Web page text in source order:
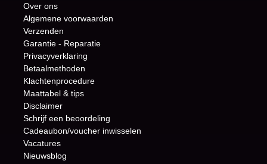
Over ons
Algemene voorwaarden
Verzenden
Garantie - Reparatie
Privacyverklaring
Betaalmethoden
Klachtenprocedure
Maattabel & tips
Disclaimer
Schrijf een beoordeling
Cadeaubon/voucher inwisselen
Vacatures
Nieuwsblog